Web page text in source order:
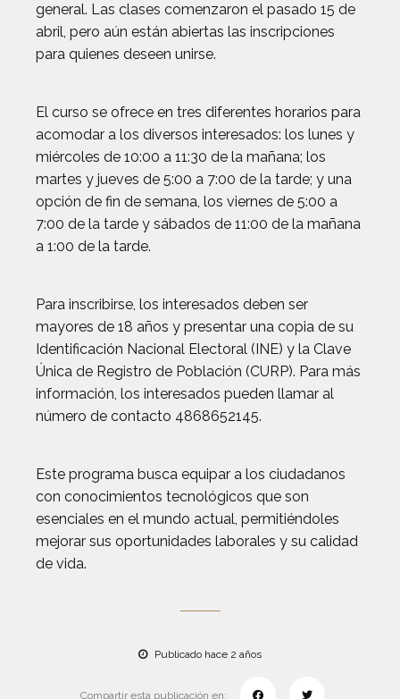
general. Las clases comenzaron el pasado 15 de
abril, pero aún están abiertas las inscripciones
para quienes deseen unirse.
El curso se ofrece en tres diferentes horarios para
acomodar a los diversos interesados: los lunes y
miércoles de 10:00 a 11:30 de la mañana; los
martes y jueves de 5:00 a 7:00 de la tarde; y una
opción de fin de semana, los viernes de 5:00 a
7:00 de la tarde y sábados de 11:00 de la mañana
a 1:00 de la tarde.
Para inscribirse, los interesados deben ser
mayores de 18 años y presentar una copia de su
Identificación Nacional Electoral (INE) y la Clave
Única de Registro de Población (CURP). Para más
información, los interesados pueden llamar al
número de contacto 4868652145.
Este programa busca equipar a los ciudadanos
con conocimientos tecnológicos que son
esenciales en el mundo actual, permitiéndoles
mejorar sus oportunidades laborales y su calidad
de vida.
Publicado hace 2 años
Compartir esta publicación en: